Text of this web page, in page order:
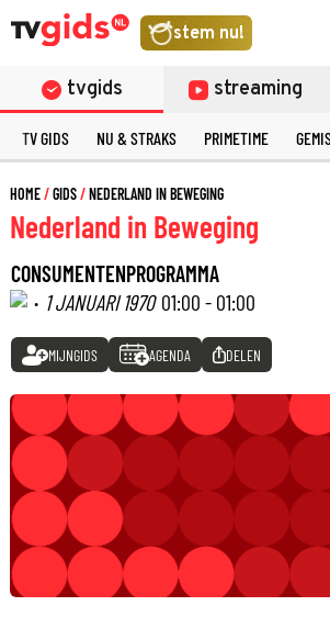
stem nu!
tvgids streaming
TV GIDS NU & STRAKS PRIMETIME
HOME GIDS NEDERLAND IN BEWEGING
Nederland in Beweging
CONSUMENTENPROGRAMMA
· 1 JANUARI 1970 01:00 - 01:00
MIJNGIDS AGENDA DELEN